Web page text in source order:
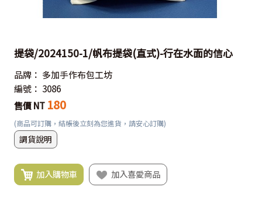
提袋/2024150-1/帆布提袋(直式)-行在水面的信心
品牌： 多加手作布包工坊
編號： 3086
售價 NT 180
(商品可訂購，結帳後立刻為您進貨，請安心訂購)
調貨說明
加入購物車 加入喜愛商品